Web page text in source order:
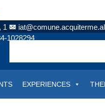
1
1028294
EXPERIENCES